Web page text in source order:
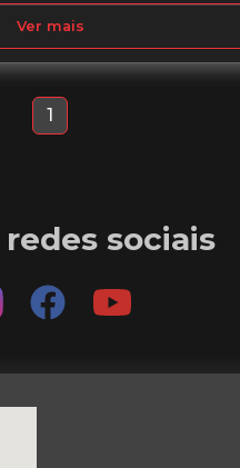
Ver mais
1
redes sociais